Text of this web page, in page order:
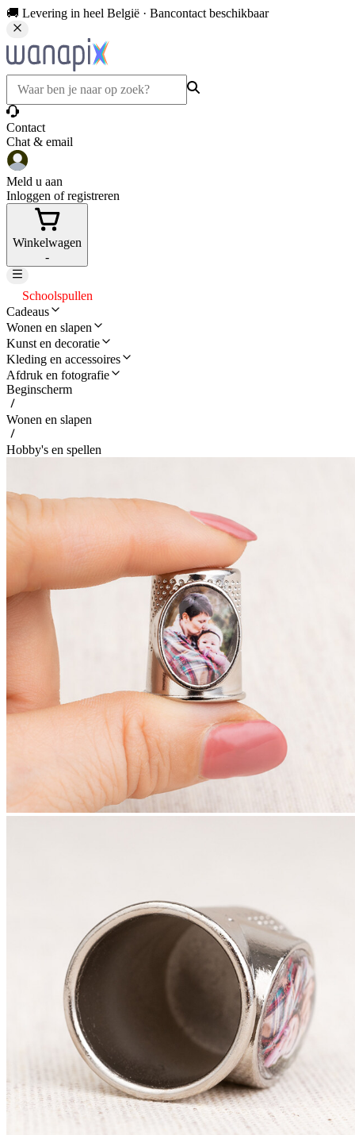
🚚 Levering in heel België · Bancontact beschikbaar
Contact
Chat & email
Meld u aan
Inloggen of registreren
Winkelwagen
-
Schoolspullen
Cadeaus
Wonen en slapen
Kunst en decoratie
Kleding en accessoires
Afdruk en fotografie
Beginscherm
Wonen en slapen
Hobby's en spellen